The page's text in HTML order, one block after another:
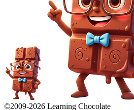
©2009-2026 Learning Chocolate